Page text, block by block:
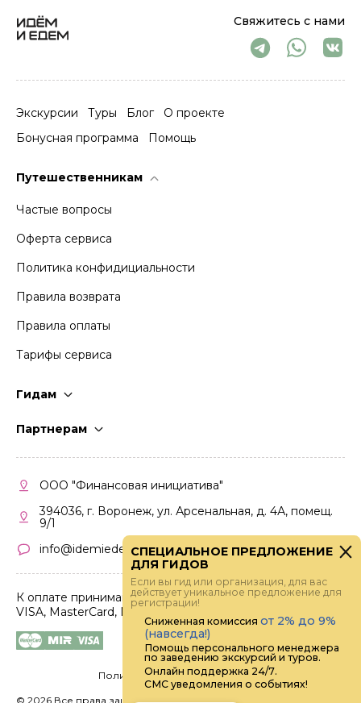
Свяжитесь с нами
Экскурсии Туры Блог
О проекте
Бонусная программа
Помощь
Путешественникам
Частые вопросы
Оферта сервиса
Политика конфидициальности
Правила возврата
Правила оплаты
Тарифы сервиса
Гидам
Партнерам
Кабинет партнера
Правила участия
ООО "Финансовая инициатива"
394036, г. Воронеж, ул. Арсенальная, д. 4А, помещ.
9/1
info@idemiedem.ru
К оплате принимаются карты
VISA, MasterCard, МИР
Политика конфиденциальности
© 2026 Все права защищены.
СПЕЦИАЛЬНОЕ ПРЕДЛОЖЕНИЕ
ДЛЯ ГИДОВ
Если вы гид или организация, для вас
действует уникальное предложение для
регистрации!
Сниженная комиссия от 2% до 9%
(навсегда!)
Помощь персонального менеджера
по заведению экскурсий и туров.
Онлайн поддержка 24/7.
СМС уведомления о событиях!